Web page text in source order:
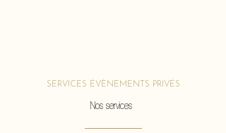
SERVICES ÉVÈNEMENTS PRIVÉS
Nos services